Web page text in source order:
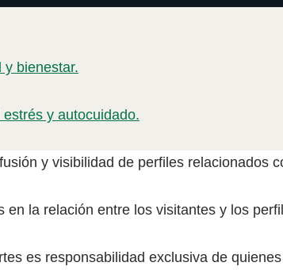
y bienestar.
y autocuidado.
y visibilidad de perfiles relacionados
la relación entre los visitantes y los
es responsabilidad exclusiva de